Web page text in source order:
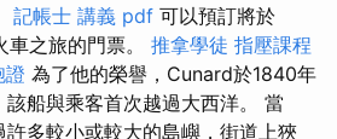
記帳士 講義 pdf 可以預訂將於
之旅的門票。 推拿學徒 指壓課程
證 為了他的榮譽，Cunard於1840年
船與乘客首次越過大西洋。 當
多較小或較大的島嶼，街道上狹